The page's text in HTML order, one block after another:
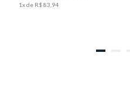
1x de R$83 94